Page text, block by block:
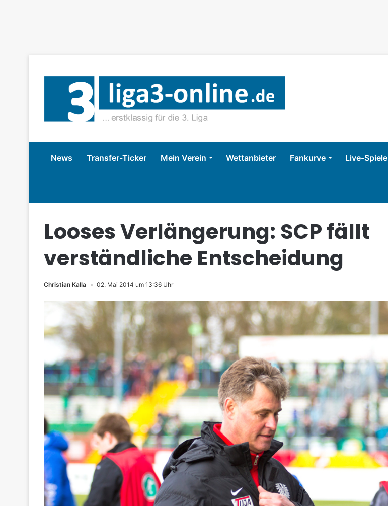
News Transfer-Ticker Mein Verein Wettanbieter Fankurve Live-Spiele
Looses Verlängerung: SCP fällt
verständliche Entscheidung
Christian Kalla 02. Mai 2014 um 13:36 Uhr